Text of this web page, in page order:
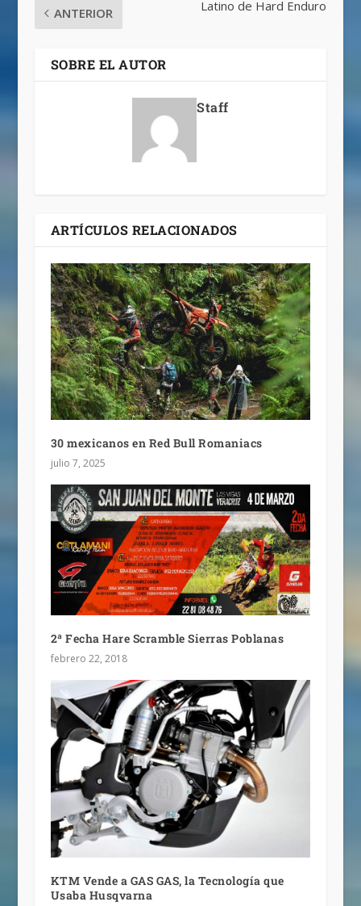
ANTERIOR Latino de Hard Enduro
SOBRE EL AUTOR
Staff
ARTÍCULOS RELACIONADOS
30 mexicanos en Red Bull Romaniacs
julio 7, 2025
2ª Fecha Hare Scramble Sierras Poblanas
febrero 22, 2018
KTM Vende a GAS GAS, la Tecnología que
Usaba Husqvarna